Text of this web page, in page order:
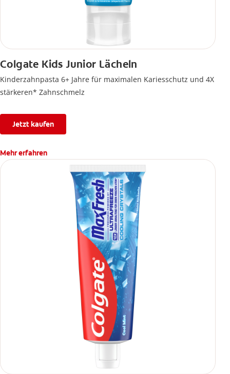
Colgate Kids Junior Lächeln
Kinderzahnpasta 6+ Jahre für maximalen Kariesschutz und 4X
stärkeren* Zahnschmelz
Jetzt kaufen
Mehr erfahren